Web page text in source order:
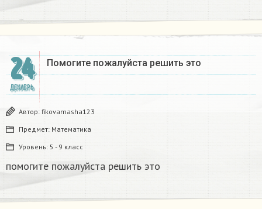
24
ДЕКАБРЬ
Помогите пожалуйста решить это
Автор: fikovamasha123
Предмет: Математика
Уровень: 5 - 9 класс
помогите пожалуйста решить это